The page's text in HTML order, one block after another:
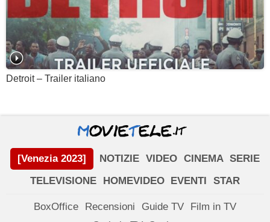
Detroit – Trailer italiano
[Venezia 2023] NOTIZIE VIDEO CINEMA SERIE
TELEVISIONE
HOMEVIDEO EVENTI STAR
BoxOffice Recensioni Guide TV
Film in TV